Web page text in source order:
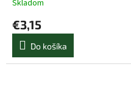
Skladom
€3,15
Do košíka